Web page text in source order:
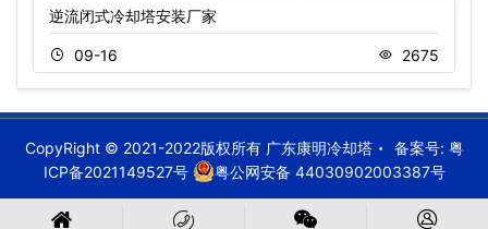
逆流闭式冷却塔安装厂家
09-16 2675
CopyRight © 2021-2022版权所有 广东康明冷却塔 备案号: 粤
ICP备2021149527号
粤公网安备 44030902003387号